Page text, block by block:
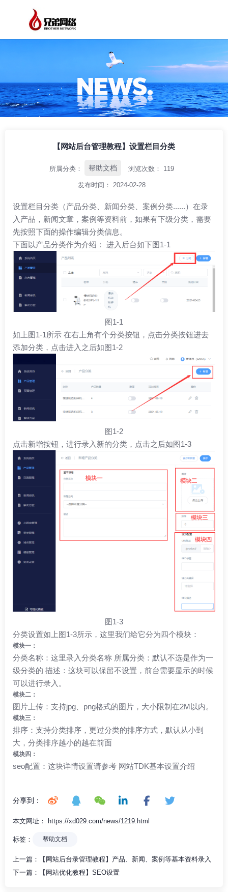
【网站后台管理教程】设置栏目分类
所属分类： 帮助文档 浏览次数： 119
发布时间： 2024-02-28
设置栏目分类（产品分类、新闻分类、案例分类......）在录
入产品，新闻文章，案例等资料前，如果有下级分类，需要
先按照下面的操作编辑分类信息。
下面以产品分类作为介绍： 进入后台如下图1-1
图1-1
如上图1-1所示 在右上角有个分类按钮，点击分类按钮进去
添加分类，点击进入之后如图1-2
图1-2
点击新增按钮，进行录入新的分类，点击之后如图1-3
图1-3
分类设置如上图1-3所示，这里我们给它分为四个模块：
模块一：
分类名称：这里录入分类名称 所属分类：默认不选是作为一
级分类的 描述：这块可以保留不设置，前台需要显示的时候
可以进行录入。
模块二：
图片上传：支持jpg、png格式的图片，大小限制在2M以内。
模块三：
排序：支持分类排序，更过分类的排序方式，默认从小到
大，分类排序越小的越在前面
模块四：
seo配置：这块详情设置请参考 网站TDK基本设置介绍
分享到：
本文网址： https://xd029.com/news/1219.html
标签： 帮助文档
上一篇：
【网站后台录管理教程】产品、新闻、案例等基本资料录入
下一篇：
【网站优化教程】SEO设置